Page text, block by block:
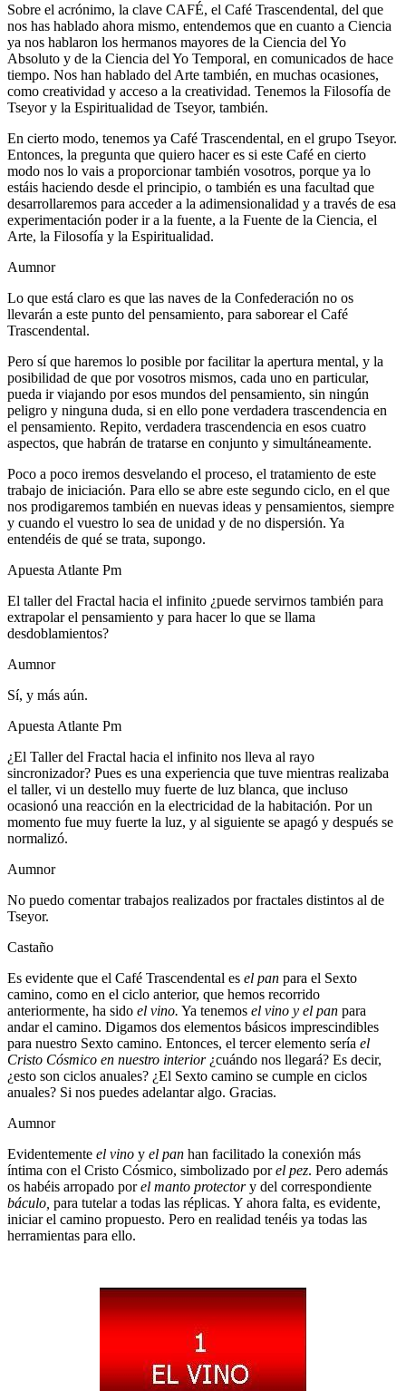
Sobre el acrónimo, la clave CAFÉ, el Café Trascendental, del que
nos has hablado ahora mismo, entendemos que en cuanto a Ciencia
ya nos hablaron los hermanos mayores de la Ciencia del Yo
Absoluto y de la Ciencia del Yo Temporal, en comunicados de hace
tiempo. Nos han hablado del Arte también, en muchas ocasiones,
como creatividad y acceso a la creatividad. Tenemos la Filosofía de
Tseyor y la Espiritualidad de Tseyor, también.
En cierto modo, tenemos ya Café Trascendental, en el grupo Tseyor.
Entonces, la pregunta que quiero hacer es si este Café en cierto
modo nos lo vais a proporcionar también vosotros, porque ya lo
estáis haciendo desde el principio, o también es una facultad que
desarrollaremos para acceder a la adimensionalidad y a través de esa
experimentación poder ir a la fuente, a la Fuente de la Ciencia, el
Arte, la Filosofía y la Espiritualidad.
Aumnor
Lo que está claro es que las naves de la Confederación no os
llevarán a este punto del pensamiento, para saborear el Café
Trascendental.
Pero sí que haremos lo posible por facilitar la apertura mental, y la
posibilidad de que por vosotros mismos, cada uno en particular,
pueda ir viajando por esos mundos del pensamiento, sin ningún
peligro y ninguna duda, si en ello pone verdadera trascendencia en
el pensamiento. Repito, verdadera trascendencia en esos cuatro
aspectos, que habrán de tratarse en conjunto y simultáneamente.
Poco a poco iremos desvelando el proceso, el tratamiento de este
trabajo de iniciación. Para ello se abre este segundo ciclo, en el que
nos prodigaremos también en nuevas ideas y pensamientos, siempre
y cuando el vuestro lo sea de unidad y de no dispersión. Ya
entendéis de qué se trata, supongo.
Apuesta Atlante Pm
El taller del Fractal hacia el infinito ¿puede servirnos también para
extrapolar el pensamiento y para hacer lo que se llama
desdoblamientos?
Aumnor
Sí, y más aún.
Apuesta Atlante Pm
¿El Taller del Fractal hacia el infinito nos lleva al rayo
sincronizador? Pues es una experiencia que tuve mientras realizaba
el taller, vi un destello muy fuerte de luz blanca, que incluso
ocasionó una reacción en la electricidad de la habitación. Por un
momento fue muy fuerte la luz, y al siguiente se apagó y después se
normalizó.
Aumnor
No puedo comentar trabajos realizados por fractales distintos al de
Tseyor.
Castaño
Es evidente que el Café Trascendental es el pan para el Sexto
camino, como en el ciclo anterior, que hemos recorrido
anteriormente, ha sido el vino. Ya tenemos el vino y el pan para
andar el camino. Digamos dos elementos básicos imprescindibles
para nuestro Sexto camino. Entonces, el tercer elemento sería el
Cristo Cósmico en nuestro interior¿cuándo nos llegará? Es decir,
¿esto son ciclos anuales? ¿El Sexto camino se cumple en ciclos
anuales? Si nos puedes adelantar algo. Gracias.
Aumnor
Evidentemente el vino y el pan han facilitado la conexión más
íntima con el Cristo Cósmico, simbolizado porel pez. Pero además
os habéis arropado porel manto protectory del correspondiente
báculo, para tutelar a todas las réplicas. Y ahora falta, es evidente,
iniciar el camino propuesto. Pero en realidad tenéis ya todas las
herramientas para ello.